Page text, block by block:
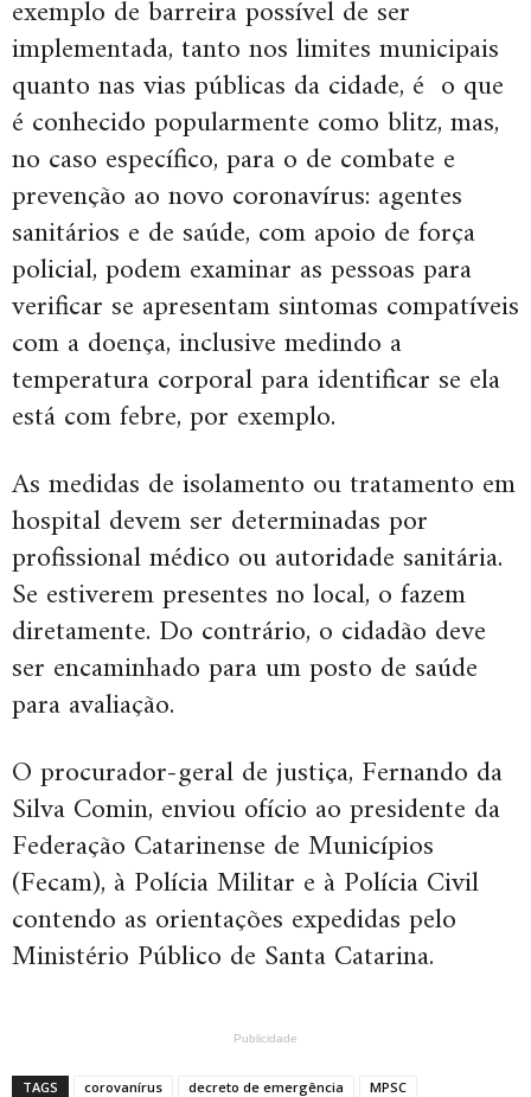
exemplo de barreira possível de ser
implementada, tanto nos limites municipais
quanto nas vias públicas da cidade, é o que
é conhecido popularmente como blitz, mas,
no caso específico, para o de combate e
prevenção ao novo coronavírus: agentes
sanitários e de saúde, com apoio de força
policial, podem examinar as pessoas para
verificar se apresentam sintomas compatíveis
com a doença, inclusive medindo a
temperatura corporal para identificar se ela
está com febre, por exemplo.
As medidas de isolamento ou tratamento em
hospital devem ser determinadas por
profissional médico ou autoridade sanitária.
Se estiverem presentes no local, o fazem
diretamente. Do contrário, o cidadão deve
ser encaminhado para um posto de saúde
para avaliação.
O procurador-geral de justiça, Fernando da
Silva Comin, enviou ofício ao presidente da
Federação Catarinense de Municípios
(Fecam), à Polícia Militar e à Polícia Civil
contendo as orientações expedidas pelo
Ministério Público de Santa Catarina.
Publicidade
TAGS corovanírus decreto de emergência
MPSC